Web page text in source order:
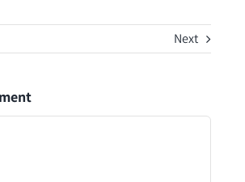
Next